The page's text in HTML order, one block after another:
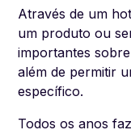
Através de um
um produto ou
importantes
além de permitir
específico.
Todos os anos